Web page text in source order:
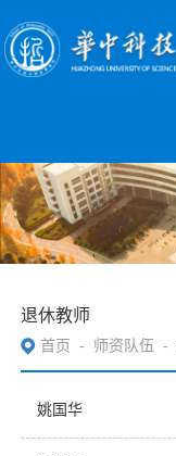
退休教师
首页 - 师资队伍 -
姚国华